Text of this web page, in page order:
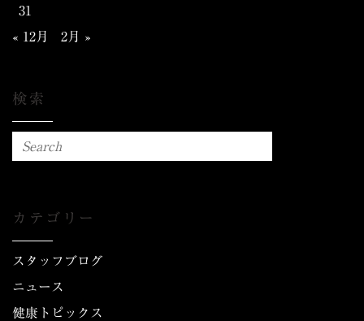
31
« 12月
2月 »
検索
カテゴリー
スタッフブログ
ニュース
健康トピックス